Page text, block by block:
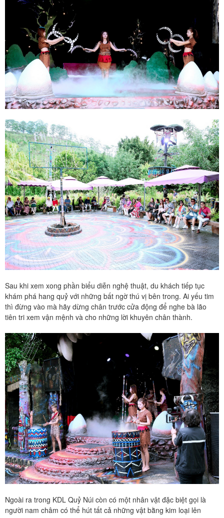
Sau khi xem xong phần biểu diễn nghệ thuật, du khách tiếp tục
khám phá hang quỷ với những bất ngờ thú vị bên trong. Ai yếu tim
thì đừng vào mà hãy dừng chân trước cửa động để nghe bà lão
tiên tri xem vận mệnh và cho những lời khuyên chân thành.
Ngoài ra trong KDL Quỷ Núi còn có một nhân vật đặc biệt gọi là
người nam châm có thể hút tất cả những vật bằng kim loại lên